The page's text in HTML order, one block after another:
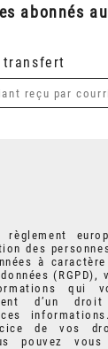
abonnés
transfert
règlement
des
à
(RGPD),
qui
d’un
de vos
pouvez